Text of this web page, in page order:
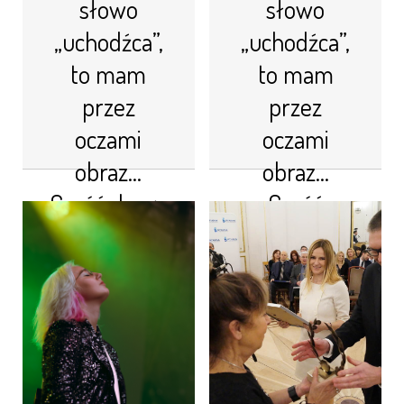
słowo
„uchodźca”,
to mam
przez
oczami
obraz…
Część druga
19 listopada 2021
Jaka była Pani
najbardziej brutalna
sprawa
Najmocniejsza
sprawa miała miejsce
kilka miesięcy po
tym, jak trafiłam do
fundacji Moja
klientka wyszła za
słowo
„uchodźca”,
to mam
przez
oczami
obraz…
Część
pierwsza
10 listopada 2021
Wymuszone aborcje,
gwałty, tortury,
prześladowania – w
procedurach
uchodźczych to
niestety realia
krzywd, którym